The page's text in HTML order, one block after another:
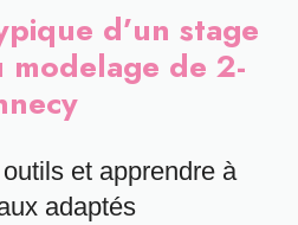
d’un stage
modelage de 2-
et apprendre à
adaptés